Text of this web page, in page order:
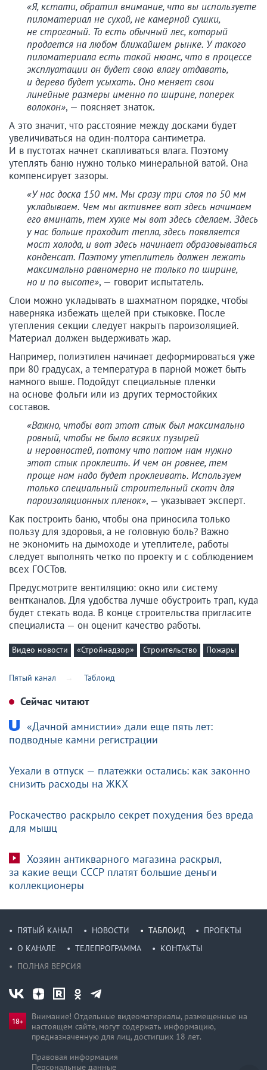
«Я, кстати, обратил внимание, что вы используете
пиломатериал не сухой, не камерной сушки,
не строганый. То есть обычный лес, который
продается на любом ближайшем рынке. У такого
пиломатериала есть такой нюанс, что в процессе
эксплуатации он будет свою влагу отдавать,
и дерево будет усыхать. Оно меняет свои
линейные размеры именно по ширине, поперек
волокон», — поясняет знаток.
А это значит, что расстояние между досками будет
увеличиваться на один-полтора сантиметра.
И в пустотах начнет скапливаться влага. Поэтому
утеплять баню нужно только минеральной ватой. Она
компенсирует зазоры.
«У нас доска 150 мм. Мы сразу три слоя по 50 мм
укладываем. Чем мы активнее вот здесь начинаем
его вминать, тем хуже мы вот здесь сделаем. Здесь
у нас больше проходит тепла, здесь появляется
мост холода, и вот здесь начинает образовываться
конденсат. Поэтому утеплитель должен лежать
максимально равномерно не только по ширине,
но и по высоте», — говорит испытатель.
Слои можно укладывать в шахматном порядке, чтобы
наверняка избежать щелей при стыковке. После
утепления секции следует накрыть пароизоляцией.
Материал должен выдерживать жар.
Например, полиэтилен начинает деформироваться уже
при 80 градусах, а температура в парной может быть
намного выше. Подойдут специальные пленки
на основе фольги или из других термостойких
составов.
«Важно, чтобы вот этот стык был максимально
ровный, чтобы не было всяких пузырей
и неровностей, потому что потом нам нужно
этот стык проклеить. И чем он ровнее, тем
проще нам надо будет проклеивать. Используем
только специальный строительный скотч для
пароизоляционных пленок», — указывает эксперт.
Как построить баню, чтобы она приносила только
пользу для здоровья, а не головную боль? Важно
не экономить на дымоходе и утеплителе, работы
следует выполнять четко по проекту и с соблюдением
всех ГОСТов.
Предусмотрите вентиляцию: окно или систему
вентканалов. Для удобства лучше обустроить трап, куда
будет стекать вода. В конце строительства пригласите
специалиста — он оценит качество работы.
Видео новости «Стройнадзор» Строительство Пожары
Пятый канал Таблоид
Сейчас читают
«Дачной амнистии» дали еще пять лет:
подводные камни регистрации
Уехали в отпуск — платежки остались: как законно
снизить расходы на ЖКХ
Роскачество раскрыло секрет похудения без вреда
для мышц
Хозяин антикварного магазина раскрыл,
за какие вещи СССР платят большие деньги
коллекционеры
ПЯТЫЙ КАНАЛ НОВОСТИ ТАБЛОИД
ПРОЕКТЫ
О КАНАЛЕ
ТЕЛЕПРОГРАММА
КОНТАКТЫ
ПОЛНАЯ ВЕРСИЯ
Внимание! Отдельные видеоматериалы, размещенные на
настоящем сайте, могут содержать информацию,
предназначен­ную для лиц, достигших 18 лет.
Правовая информация
Персональные данные